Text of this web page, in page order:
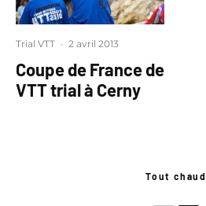
Trial VTT · 2 avril 2013
Coupe de France de
VTT trial à Cerny
Tout chaud